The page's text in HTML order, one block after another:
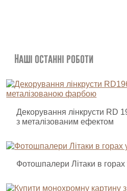
Наші останні роботи
Декорування лінкрусти RD
з металізованим ефектом
Фотошпалери Літаки в горах